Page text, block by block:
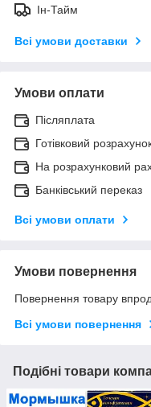
Ін-Тайм
Всі умови доставки
Умови оплати
Післяплата
Готівковий
На розрахунковий
Банківський переказ
Всі умови оплати
Умови повернення
Повернення товару
Всі умови повернення
Подібні товари